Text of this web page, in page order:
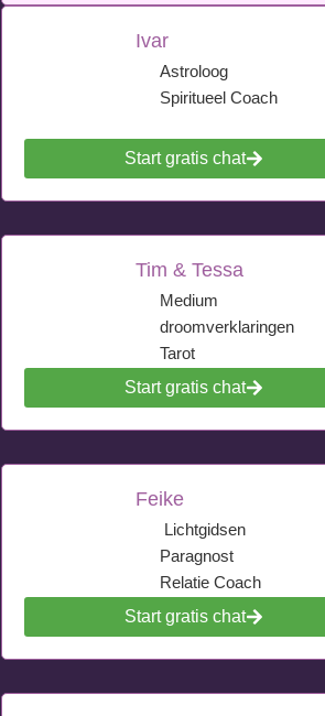
Ivar
Astroloog
Spiritueel Coach
Start gratis chat
Tim & Tessa
Medium
droomverklaringen
Tarot
Start gratis chat
Feike
Lichtgidsen
Paragnost
Relatie Coach
Start gratis chat